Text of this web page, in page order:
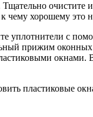
чему хорошему это
уплотнители с
прижим
пластиковые